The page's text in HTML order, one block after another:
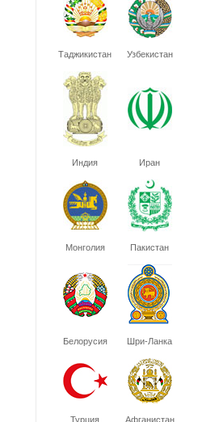
Таджикистан Узбекистан
Индия Иран
Монголия Пакистан
Белорусия Шри-Ланка
Турция Афганистан